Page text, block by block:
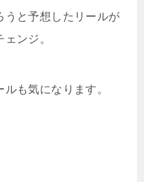
うと予想したリールが
ンジ。
も気になります。